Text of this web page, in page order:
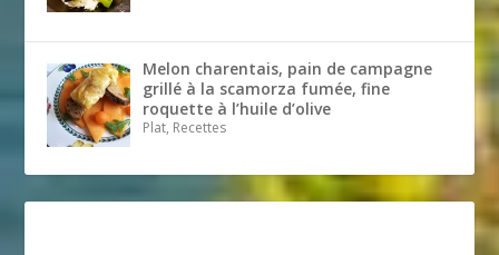
Melon charentais, pain de campagne
grillé à la scamorza fumée, fine
roquette à l’huile d’olive
Plat, Recettes